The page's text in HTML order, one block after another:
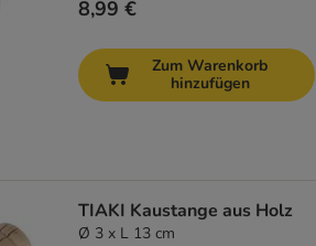
8,99 €
Zum Warenkorb
hinzufügen
TIAKI Kaustange aus Holz
Ø 3 x L 13 cm